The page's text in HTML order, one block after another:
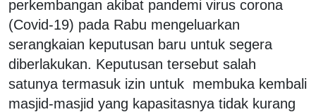
perkembangan akibat pandemi virus corona
(Covid-19) pada Rabu mengeluarkan
serangkaian keputusan baru untuk segera
diberlakukan. Keputusan tersebut salah
satunya termasuk izin untuk membuka kembali
masjid-masjid yang kapasitasnya tidak kurang